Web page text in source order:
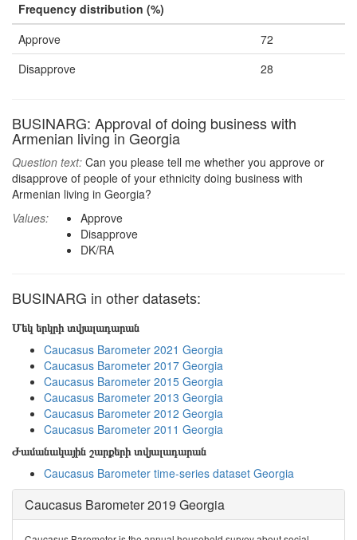
Frequency distribution (%)
Approve
72
Disapprove
28
BUSINARG: Approval of doing business with
Armenian living in Georgia
Question text: Can you please tell me whether you approve or
disapprove of people of your ethnicity doing business with
Armenian living in Georgia?
Values:
Approve
Disapprove
DK/RA
BUSINARG in other datasets:
Մեկ երկրի տվյալադարան
Caucasus Barometer 2021 Georgia
Caucasus Barometer 2017 Georgia
Caucasus Barometer 2015 Georgia
Caucasus Barometer 2013 Georgia
Caucasus Barometer 2012 Georgia
Caucasus Barometer 2011 Georgia
Ժամանակային շարքերի տվյալադարան
Caucasus Barometer time-series dataset Georgia
Caucasus Barometer 2019 Georgia